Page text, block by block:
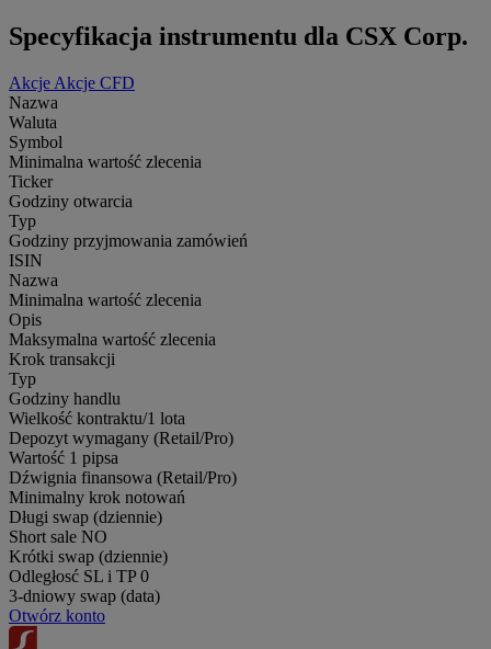
Specyfikacja instrumentu dla CSX Corp.
Akcje Akcje CFD
Nazwa
Waluta
Symbol
Minimalna wartość zlecenia
Ticker
Godziny otwarcia
Typ
Godziny przyjmowania zamówień
ISIN
Nazwa
Minimalna wartość zlecenia
Opis
Maksymalna wartość zlecenia
Krok transakcji
Typ
Godziny handlu
Wielkość kontraktu/1 lota
Depozyt wymagany (Retail/Pro)
Wartość 1 pipsa
Dźwignia finansowa (Retail/Pro)
Minimalny krok notowań
Długi swap (dziennie)
Short sale NO
Krótki swap (dziennie)
Odległosć SL i TP 0
3-dniowy swap (data)
Otwórz konto